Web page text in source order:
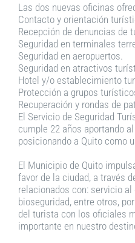
Las dos nuevas oficinas
Contacto y orientación
Recepción de denuncias de
Seguridad en terminales
Seguridad en aeropuertos.
Seguridad en atractivos
Hotel y/o establecimiento
Protección a grupos
Recuperación y rondas de
El Servicio de Seguridad
cumple 22 años aportando
posicionando a Quito como
El Municipio de Quito
favor de la ciudad, a través
relacionados con: servicio
bioseguridad, entre otros,
del turista con los oficiales
importante en nuestro